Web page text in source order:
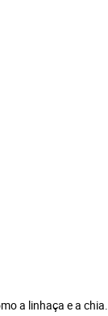
a linhaça e a